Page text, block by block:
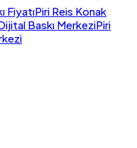
FiyatıPiri Reis Konak
Baskı MerkeziPiri